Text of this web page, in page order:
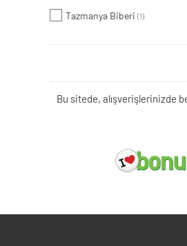
Tazmanya Biberi (1)
Bu sitede, alışverişlerinizde